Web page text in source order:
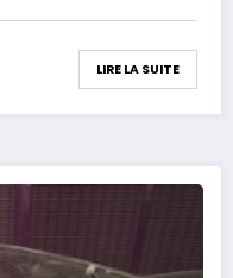
LIRE LA SUITE